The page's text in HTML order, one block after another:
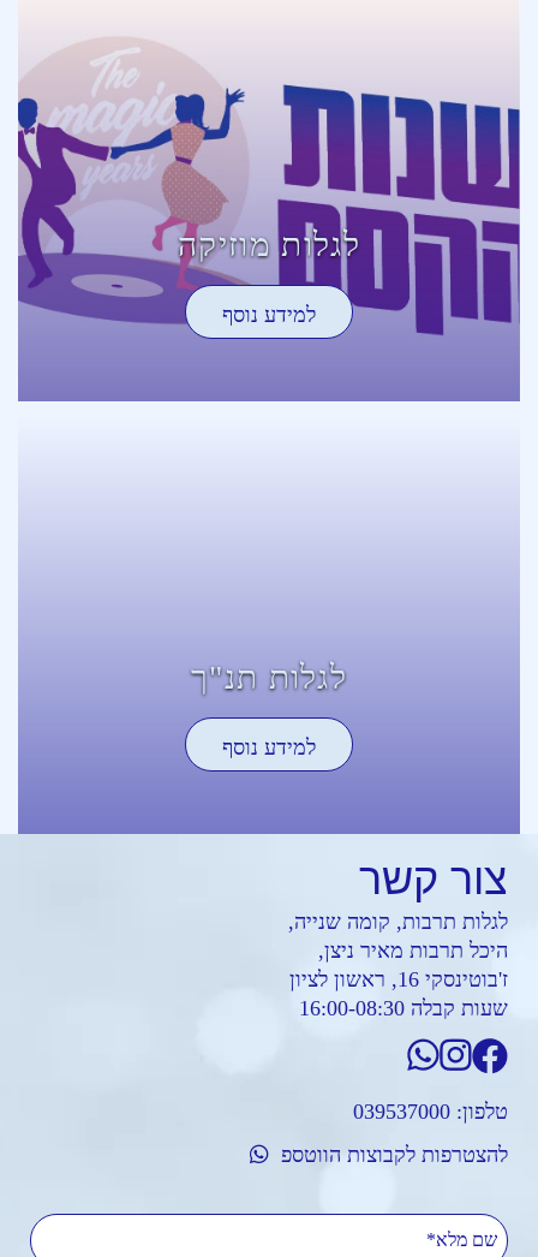
לגלות מוזיקה
למידע נוסף
לגלות תנ"ך
למידע נוסף
צור קשר
לגלות תרבות, קומה שנייה,
היכל תרבות מאיר ניצן,
ז'בוטינסקי 16, ראשון לציון
שעות קבלה 16:00-08:30
טלפון: 039537000
להצטרפות לקבוצות הווטספ
שם מלא